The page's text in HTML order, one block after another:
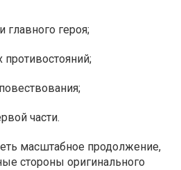
главного героя;
части.
масштабное продолжение,
стороны оригинального